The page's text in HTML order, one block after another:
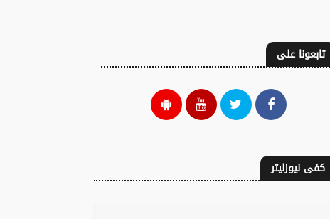
تابعونا على
كفى نيوزليتر